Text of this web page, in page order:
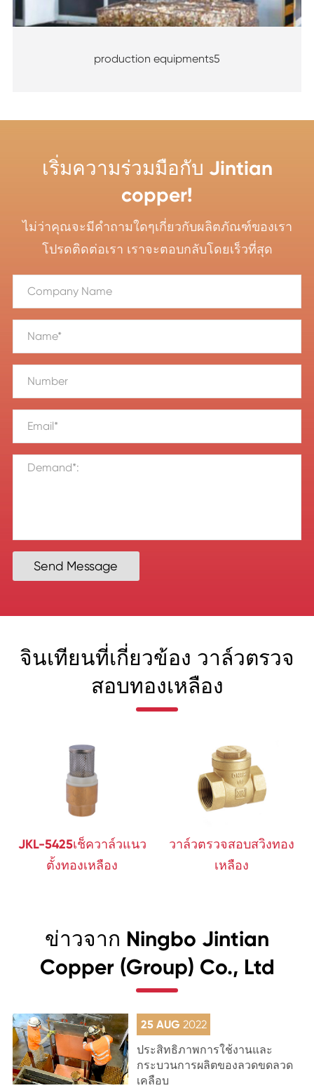
production equipments5
เริ่มความร่วมมือกับ Jintian
copper!
ไม่ว่าคุณจะมีคำถามใดๆเกี่ยวกับผลิตภัณฑ์ของเรา
โปรดติดต่อเรา เราจะตอบกลับโดยเร็วที่สุด
Send Message
จินเทียนที่เกี่ยวข้อง วาล์วตรวจ
สอบทองเหลือง
JKL-5425เช็ควาล์วแนว
ตั้งทองเหลือง
วาล์วตรวจสอบสวิงทอง
เหลือง
ข่าวจาก Ningbo Jintian
Copper (Group) Co., Ltd
25 AUG 2022
ประสิทธิภาพการใช้งานและ
กระบวนการผลิตของลวดขดลวด
เคลือบ